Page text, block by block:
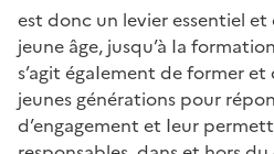
est donc un levier essentiel
jeune âge, jusqu’à Ia
s’agit égaIement de former et
jeunes générations pour
d’engagement et Ieur